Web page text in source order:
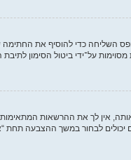
השליחה כדי להוסיף את החתימה
על־ידי ביטול הסימון
אין לך את ההרשאות המתאימות
לבחור במשך ההצבעה תחת